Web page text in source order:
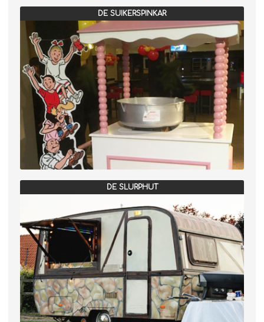
DE SUIKERSPINKAR
DE SLURPHUT